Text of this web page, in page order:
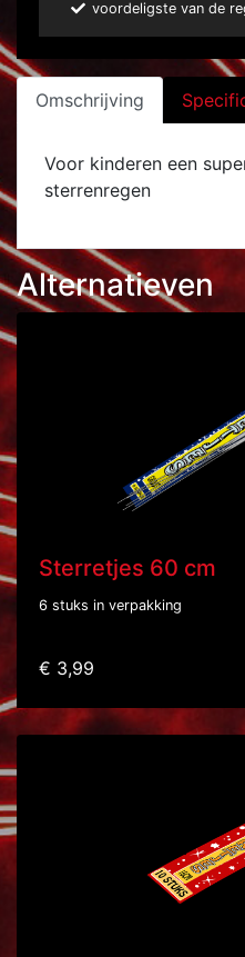
voordeligste van de
Omschrijving
Voor kinderen een
sterrenregen
Alternatieven
Sterretjes 60 cm
6 stuks in verpakking
€ 3,99